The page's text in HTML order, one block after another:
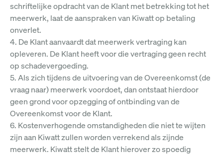
schriftelijke opdracht van de Klant met betrekking tot het
meerwerk, laat de aanspraken van Kiwatt op betaling
onverlet.
4. De Klant aanvaardt dat meerwerk vertraging kan
opleveren. De Klant heeft voor die vertraging geen recht
op schadevergoeding.
5. Als zich tijdens de uitvoering van de Overeenkomst (de
vraag naar) meerwerk voordoet, dan ontstaat hierdoor
geen grond voor opzegging of ontbinding van de
Overeenkomst voor de Klant.
6. Kostenverhogende omstandigheden die niet te wijten
zijn aan Kiwatt zullen worden verrekend als zijnde
meerwerk. Kiwatt stelt de Klant hierover zo spoedig